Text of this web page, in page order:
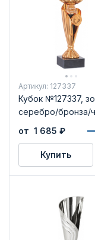
Артикул: 127337
Кубок №127337,
серебро/бронза/
от 1 685 ₽
Купить